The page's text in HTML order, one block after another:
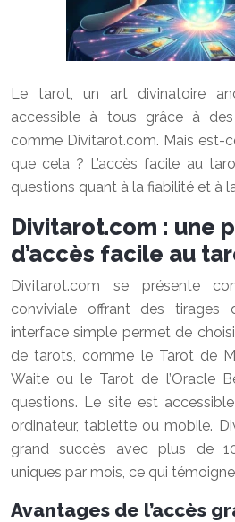
Le tarot, un art divinatoire
accessible à tous grâce à
comme Divitarot.com. Mais est-
que cela ? L’accès facile au
questions quant à la fiabilité et à
Divitarot.com : une
d’accès facile au
Divitarot.com se présente
conviviale offrant des tirages
interface simple permet de
de tarots, comme le Tarot de
Waite ou le Tarot de l’Oracle
questions. Le site est
ordinateur, tablette ou mobile.
grand succès avec plus de
uniques par mois, ce qui
Avantages de l’accès